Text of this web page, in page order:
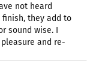
not heard
they add to
sound wise. I
and re-